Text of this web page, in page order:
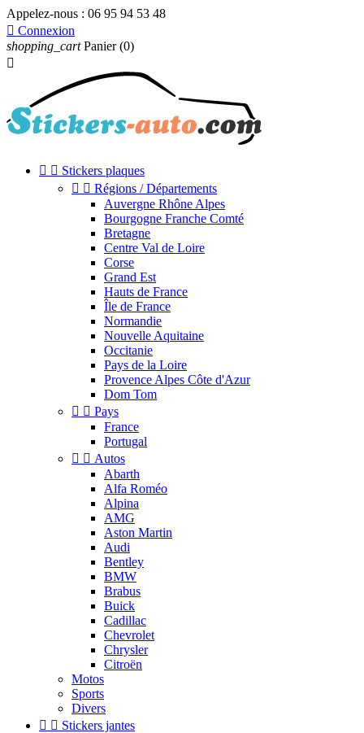
Appelez-nous : 06 95 94 53 48
 Connexion
shopping_cart Panier (0)

  Stickers plaques
  Régions / Départements
Auvergne Rhône Alpes
Bourgogne Franche Comté
Bretagne
Centre Val de Loire
Corse
Grand Est
Hauts de France
Île de France
Normandie
Nouvelle Aquitaine
Occitanie
Pays de la Loire
Provence Alpes Côte d'Azur
Dom Tom
  Pays
France
Portugal
  Autos
Abarth
Alfa Roméo
Alpina
AMG
Aston Martin
Audi
Bentley
BMW
Brabus
Buick
Cadillac
Chevrolet
Chrysler
Citroën
Motos
Sports
Divers
  Stickers jantes